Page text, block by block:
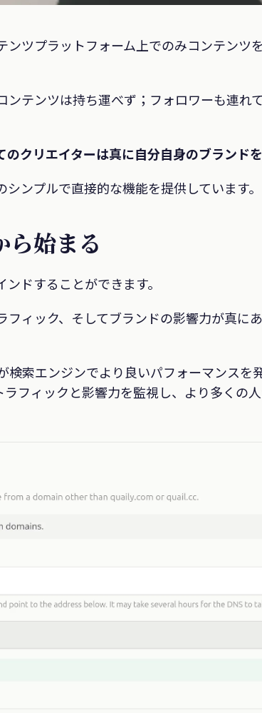
ツプラットフォーム上でのみコンテンツ
ンテンツは持ち運べず；フォロワーも連れ
のクリエイターは真に自分自身のブランド
ンプルで直接的な機能を提供しています。
ら始まる
ドすることができます。
フィック、そしてブランドの影響力が真に
検索エンジンでより良いパフォーマンスを
フィックと影響力を監視し、より多くの